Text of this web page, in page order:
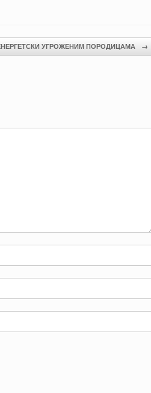
УГРОЖЕНИМ ПОРОДИЦАМА →